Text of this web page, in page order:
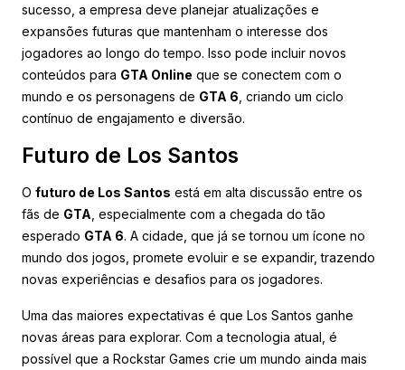
sucesso, a empresa deve planejar atualizações e
expansões futuras que mantenham o interesse dos
jogadores ao longo do tempo. Isso pode incluir novos
conteúdos para GTA Online que se conectem com o
mundo e os personagens de GTA 6 , criando um ciclo
contínuo de engajamento e diversão.
Futuro de Los Santos
O futuro de Los Santos está em alta discussão entre os
fãs de GTA , especialmente com a chegada do tão
esperado GTA 6. A cidade, que já se tornou um ícone no
mundo dos jogos, promete evoluir e se expandir, trazendo
novas experiências e desafios para os jogadores.
Uma das maiores expectativas é que Los Santos ganhe
novas áreas para explorar. Com a tecnologia atual, é
possível que a Rockstar Games crie um mundo ainda mais